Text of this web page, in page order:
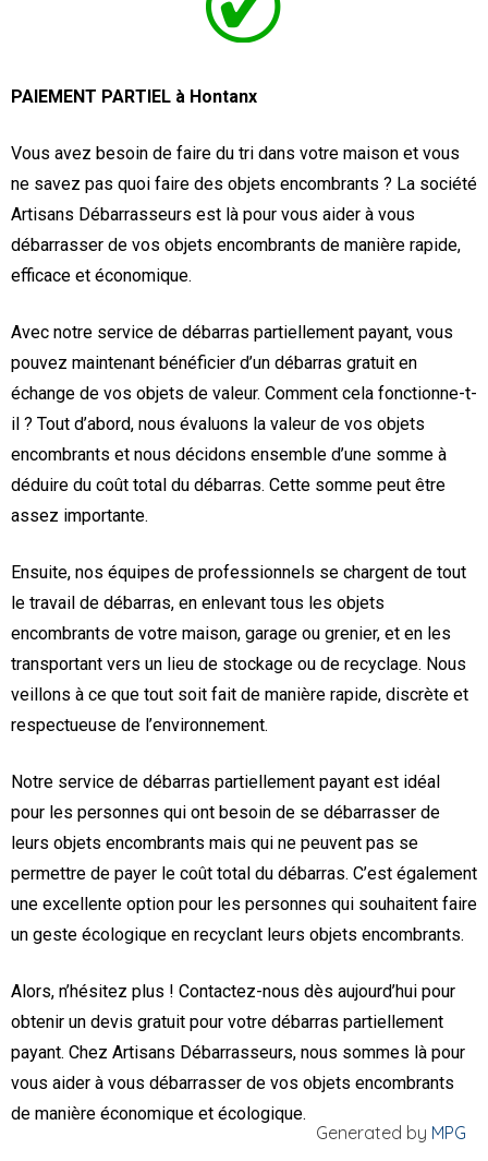
PAIEMENT PARTIEL à Hontanx
Vous avez besoin de faire du tri dans votre maison et vous
ne savez pas quoi faire des objets encombrants ? La société
Artisans Débarrasseurs est là pour vous aider à vous
débarrasser de vos objets encombrants de manière rapide,
efficace et économique.
Avec notre service de débarras partiellement payant, vous
pouvez maintenant bénéficier d’un débarras gratuit en
échange de vos objets de valeur. Comment cela fonctionne-t-
il ? Tout d’abord, nous évaluons la valeur de vos objets
encombrants et nous décidons ensemble d’une somme à
déduire du coût total du débarras. Cette somme peut être
assez importante.
Ensuite, nos équipes de professionnels se chargent de tout
le travail de débarras, en enlevant tous les objets
encombrants de votre maison, garage ou grenier, et en les
transportant vers un lieu de stockage ou de recyclage. Nous
veillons à ce que tout soit fait de manière rapide, discrète et
respectueuse de l’environnement.
Notre service de débarras partiellement payant est idéal
pour les personnes qui ont besoin de se débarrasser de
leurs objets encombrants mais qui ne peuvent pas se
permettre de payer le coût total du débarras. C’est également
une excellente option pour les personnes qui souhaitent faire
un geste écologique en recyclant leurs objets encombrants.
Alors, n’hésitez plus ! Contactez-nous dès aujourd’hui pour
obtenir un devis gratuit pour votre débarras partiellement
payant. Chez Artisans Débarrasseurs, nous sommes là pour
vous aider à vous débarrasser de vos objets encombrants
de manière économique et écologique.
Generated by MPG